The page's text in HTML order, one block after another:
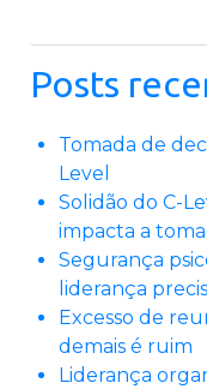
Posts
Tomada de
Level
Solidão do C-
impacta a
Segurança
liderança
Excesso de
demais é ruim
Liderança